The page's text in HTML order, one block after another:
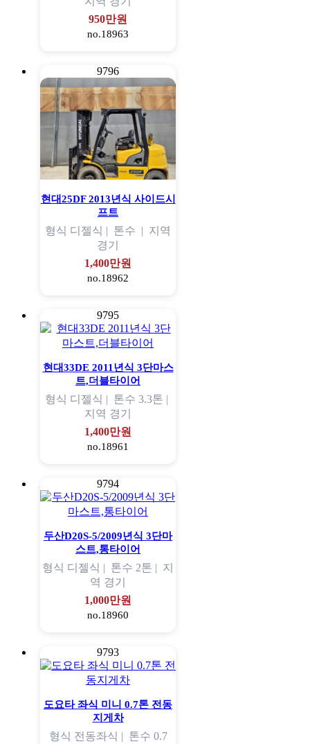
950만원
no.18963
9796
현대25DF 2013년식 사이드시
프트
형식 디젤식 | 톤수 | 지역
경기
1,400만원
no.18962
9795
현대33DE 2011년식 3단마스
트,더블타이어
형식 디젤식 | 톤수 3.3톤 |
지역 경기
1,400만원
no.18961
9794
두산D20S-5/2009년식 3단마
스트,통타이어
형식 디젤식 | 톤수 2톤 | 지
역 경기
1,000만원
no.18960
9793
도요타 좌식 미니 0.7톤 전동
지게차
형식 전동좌식 | 톤수 0.7